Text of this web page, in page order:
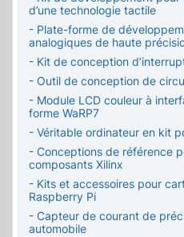
d’une technologie tactile
- Plate-forme de
analogiques de haute
- Kit de conception
- Outil de conception de
- Module LCD couleur à
forme WaRP7
- Véritable ordinateur en kit
- Conceptions de référence
composants Xilinx
- Kits et accessoires pour
Raspberry Pi
- Capteur de courant de
automobile